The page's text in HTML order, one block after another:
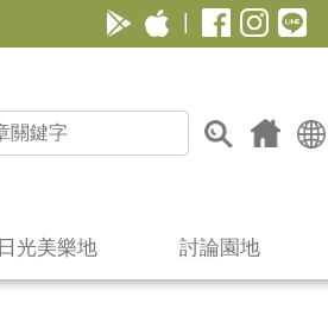
日光美樂地 討論園地